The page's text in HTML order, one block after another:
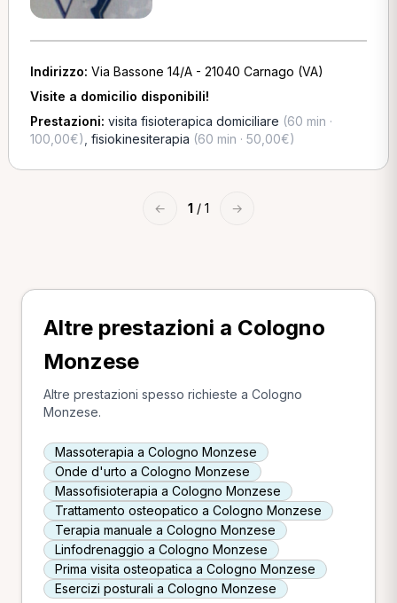
Indirizzo: Via Bassone 14/A - 21040 Carnago (VA)
Visite a domicilio disponibili!
Prestazioni: visita fisioterapica domiciliare (60 min ·
100,00€) fisiokinesiterapia (60 min · 50,00€)
← 1 / 1 →
Altre prestazioni a Cologno
Monzese
Altre prestazioni spesso richieste a Cologno
Monzese.
Massoterapia a Cologno Monzese
Onde d'urto a Cologno Monzese
Massofisioterapia a Cologno Monzese
Trattamento osteopatico a Cologno Monzese
Terapia manuale a Cologno Monzese
Linfodrenaggio a Cologno Monzese
Prima visita osteopatica a Cologno Monzese
Esercizi posturali a Cologno Monzese